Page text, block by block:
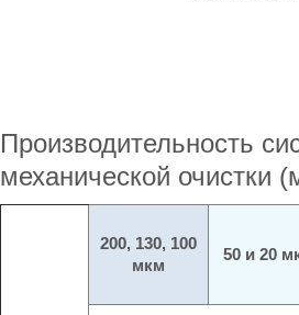
Производительность
механической очистки
200, 130, 100
мкм
50 и 20